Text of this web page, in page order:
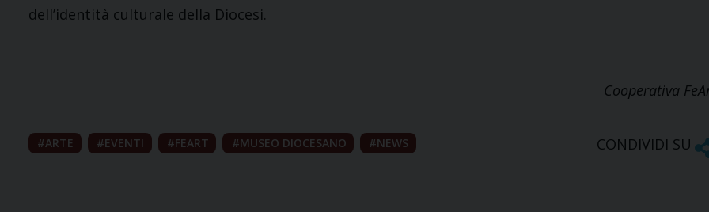
dell’identità culturale della Diocesi.
Cooperativa
ARTE EVENTI FEART MUSEO DIOCESANO NEWS CONDIVIDI SU